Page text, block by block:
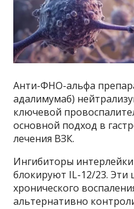
Анти-ФНО-альфа
адалимумаб)
ключевой
основной подход в
лечения ВЗК.
Ингибиторы
блокируют IL-12/23.
хронического
альтернативно